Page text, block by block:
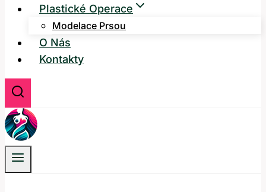
Plastické Operace
Modelace Prsou
O Nás
Kontakty